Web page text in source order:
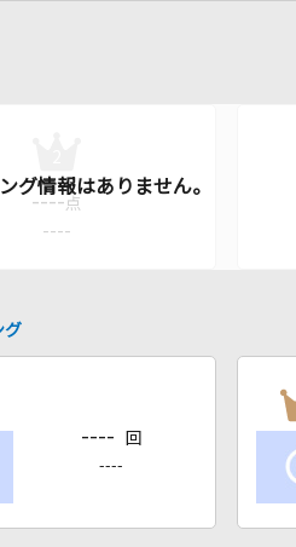
---- 点
----
グ
---- 回
----